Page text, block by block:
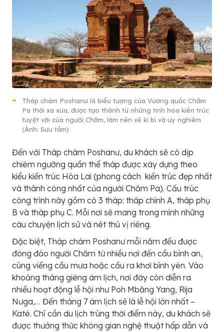
Tháp chàm Poshanư là biểu tượng của Vương quốc Chăm
Pa thời xa xưa, được tạo thành từ những tinh hoa kiến trúc
tuyệt vời của người Chăm, làm nên vẻ kì bí và uy nghiêm
(Ảnh: Sưu tầm)
Đến với Tháp chàm Poshanư, du khách sẽ có dịp
chiêm ngưỡng quần thể tháp được xây dựng theo
kiểu kiến trúc Hòa Lai (phong cách kiến trúc đẹp nhất
và thành công nhất của người Chăm Pa). Cấu trúc
công trình này gồm có 3 tháp: tháp chính A, tháp phụ
B và tháp phụ C. Mỗi nơi sẽ mang trong mình những
câu chuyện lịch sử và nét thú vị riêng.
Đặc biệt, Tháp chàm Poshanư mỗi năm đều được
đông đảo người Chăm từ nhiều nơi đến cầu bình an,
cúng viếng cầu mưa hoặc cầu ra khơi bình yên. Vào
khoảng tháng giêng âm lịch, nơi đây còn diễn ra
nhiều hoạt động lễ hội như Poh Mbăng Yang, Rija
Nưga,… Đến tháng 7 âm lịch sẽ là lễ hội lớn nhất –
Katê. Chỉ cần du lịch trùng thời điểm này, du khách sẽ
được thưởng thức không gian nghệ thuật hấp dẫn và